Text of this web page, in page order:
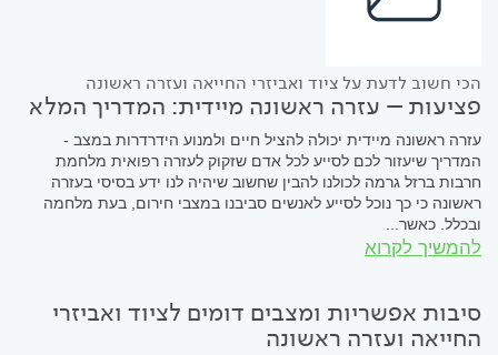
הכי חשוב לדעת על ציוד ואביזרי החייאה ועזרה ראשונה
פציעות – עזרה ראשונה מיידית: המדריך המלא
עזרה ראשונה מיידית יכולה להציל חיים ולמנוע הידרדרות במצב -
המדריך שיעזור לכם לסייע לכל אדם שזקוק לעזרה רפואית מלחמת
חרבות ברזל גרמה לכולנו להבין שחשוב שיהיה לנו ידע בסיסי בעזרה
ראשונה כי כך נוכל לסייע לאנשים סביבנו במצבי חירום, בעת מלחמה
ובכלל. כאשר...
להמשיך לקרוא
סיבות אפשריות ומצבים דומים לציוד ואביזרי
החייאה ועזרה ראשונה